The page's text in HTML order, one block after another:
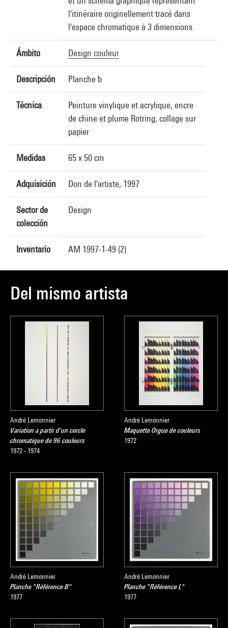
l'itinéraire originellement tracé dans
l'espace chromatique à 3 dimensions.
Ámbito Design couleur
Descripción Planche b
Técnica
Peinture vinylique et acrylique, encre
de chine et plume Rotring, collage sur
papier
Medidas 65 x 50 cm
Adquisición Don de l'artiste, 1997
Sector de
colección
Design
Inventario AM 1997-1-49 (2)
Del mismo artista
André Lemonnier
Variation à partir d'un cercle
chromatique de 96 couleurs
1972 - 1974
André Lemonnier
Maquette Orgue de couleurs
1972
André Lemonnier
Planche "Référence B"
1977
André Lemonnier
Planche "Référence L"
1977